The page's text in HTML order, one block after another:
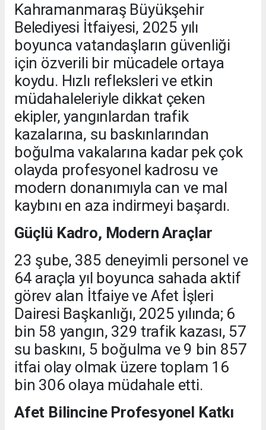
Kahramanmaraş Büyükşehir
Belediyesi İtfaiyesi, 2025 yılı
boyunca vatandaşların güvenliği
için özverili bir mücadele ortaya
koydu. Hızlı refleksleri ve etkin
müdahaleleriyle dikkat çeken
ekipler, yangınlardan trafik
kazalarına, su baskınlarından
boğulma vakalarına kadar pek çok
olayda profesyonel kadrosu ve
modern donanımıyla can ve mal
kaybını en aza indirmeyi başardı.
Güçlü Kadro, Modern Araçlar
23 şube, 385 deneyimli personel ve
64 araçla yıl boyunca sahada aktif
görev alan İtfaiye ve Afet İşleri
Dairesi Başkanlığı, 2025 yılında; 6
bin 58 yangın, 329 trafik kazası, 57
su baskını, 5 boğulma ve 9 bin 857
itfai olay olmak üzere toplam 16
bin 306 olaya müdahale etti.
Afet Bilincine Profesyonel Katkı